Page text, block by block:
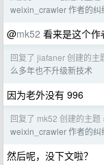
weixin_crawler 作者的纠
@mk52 看来是这个作
回复了 jiafaner 创建的主
么多年也不升级新技术
因为老外没有 996
回复了 mk52 创建的主题 ›
weixin_crawler 作者的纠
然后呢，没下文啦？